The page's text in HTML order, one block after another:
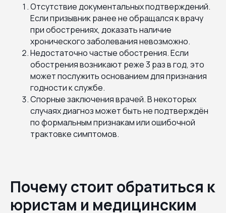
Отсутствие документальных подтверждений.
Если призывник ранее не обращался к врачу
при обострениях, доказать наличие
хронического заболевания невозможно.
Недостаточно частые обострения. Если
обострения возникают реже 3 раз в год, это
может послужить основанием для признания
годности к службе.
Спорные заключения врачей. В некоторых
случаях диагноз может быть не подтверждён
по формальным признакам или ошибочной
трактовке симптомов.
Почему стоит обратиться к
юристам и медицинским